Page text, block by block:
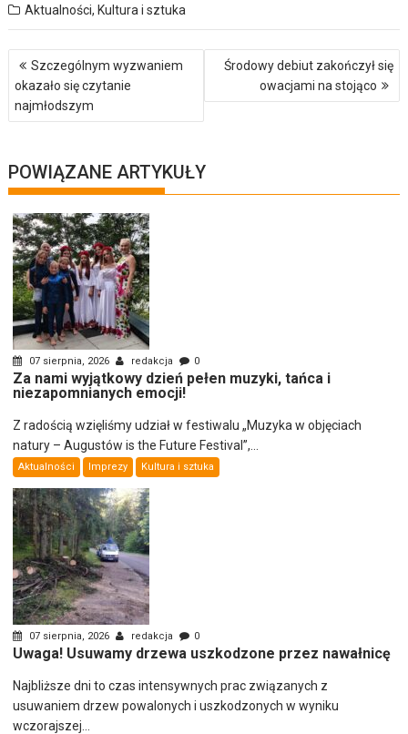
Aktualności,Kultura i sztuka
Nawigacja
wpisu
Szczególnym wyzwaniem
okazało się czytanie
najmłodszym
Środowy debiut zakończył się
owacjami na stojąco
POWIĄZANE ARTYKUŁY
07 sierpnia, 2026 redakcja 0
Za nami wyjątkowy dzień pełen muzyki, tańca i
niezapomnianych emocji!
Z radością wzięliśmy udział w festiwalu „Muzyka w objęciach
natury – Augustów is the Future Festival”,...
Aktualności Imprezy Kultura i sztuka
07 sierpnia, 2026 redakcja 0
Uwaga! Usuwamy drzewa uszkodzone przez nawałnicę
Najbliższe dni to czas intensywnych prac związanych z
usuwaniem drzew powalonych i uszkodzonych w wyniku
wczorajszej...